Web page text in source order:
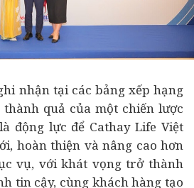
nhận tại các bảng xếp hạng
quả của một chiến lược
động lực để Cathay Life Việt
hoàn thiện và nâng cao hơn
vụ, với khát vọng trở thành
tin cậy, cùng khách hàng tạo